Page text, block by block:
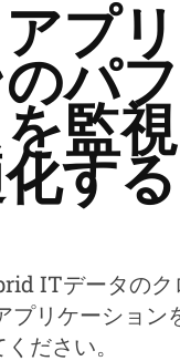
プリ
パフ
監視
する
ITデータのク
プリケーション
ださい。